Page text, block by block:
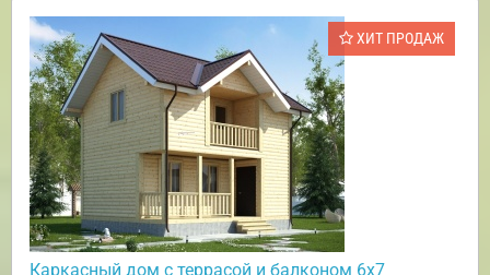
ХИТ ПРОДАЖ
Каркасный дом с террасой и балконом 6х7